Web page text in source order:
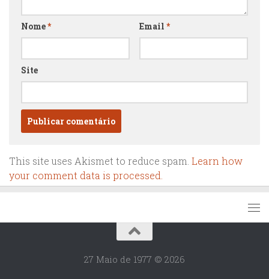
Nome* Email *
Site
This site uses Akismet to reduce spam. Learn how
your comment data is processed.
27 Maio de 1977 © 2026